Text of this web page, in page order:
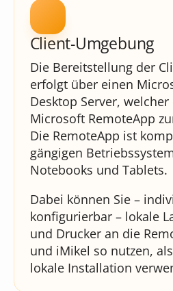
Client-Umgebung
Die Bereitstellung der
erfolgt über einen
Desktop Server,
Microsoft RemoteApp
Die RemoteApp ist
gängigen
Notebooks und Tablets.
Dabei können Sie –
konfigurierbar – lokale
und Drucker an die
und iMikel so nutzen,
lokale Installation